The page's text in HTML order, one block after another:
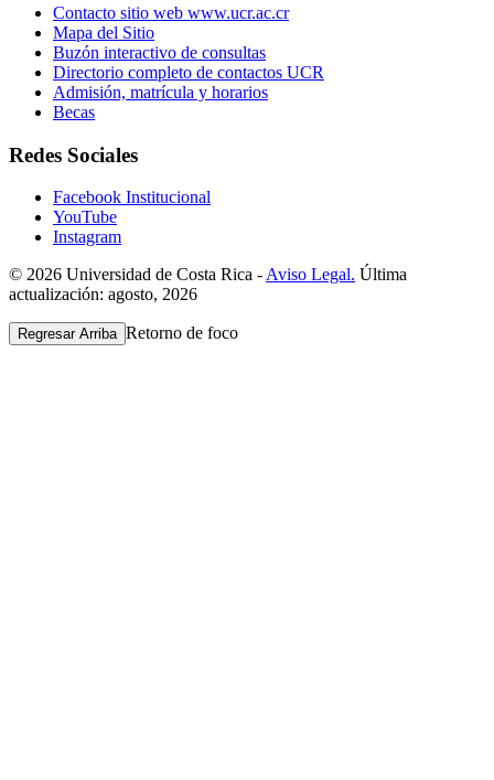
Contacto sitio web www.ucr.ac.cr
Mapa del Sitio
Buzón interactivo de consultas
Directorio completo de contactos UCR
Admisión, matrícula y horarios
Becas
Redes Sociales
Facebook Institucional
YouTube
Instagram
© 2026 Universidad de Costa Rica - Aviso Legal. Última
actualización: agosto, 2026
Regresar Arriba Retorno de foco